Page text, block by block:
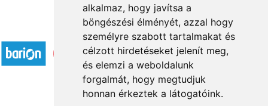
alkalmaz, hogy javítsa a
böngészési élményét, azzal hogy
személyre szabott tartalmakat és
célzott hirdetéseket jelenít meg,
és elemzi a weboldalunk
forgalmát, hogy megtudjuk
honnan érkeztek a látogatóink.
Accepted payment methods